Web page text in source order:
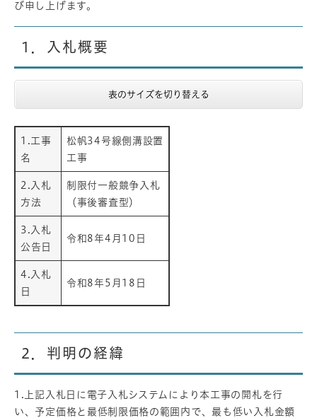
び申し上げます。
1．入札概要
表のサイズを切り替える
1.工事
名
松帆34号線側溝設置
工事
2.入札
方法
制限付一般競争入札
（事後審査型）
3.入札
公告日
令和8年4月10日
4.入札
日
令和8年5月18日
2．判明の経緯
1.上記入札日に電子入札システムにより本工事の開札を行
い、予定価格と最低制限価格の範囲内で、最も低い入札金額